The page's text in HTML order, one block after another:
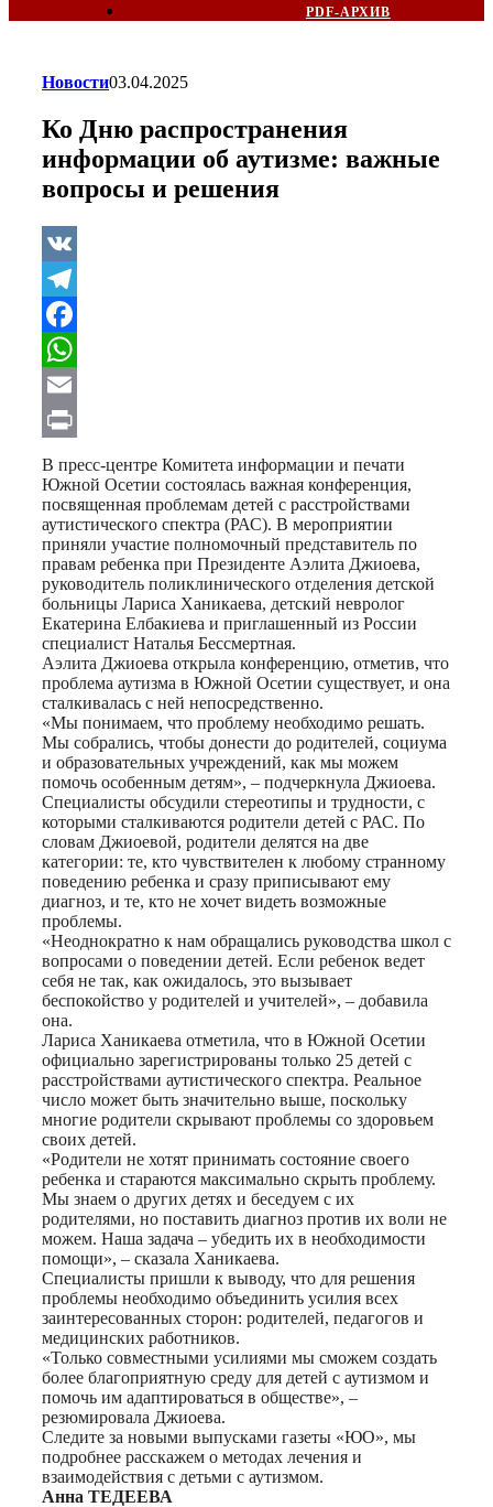
PDF-АРХИВ
Новости03.04.2025
Ко Дню распространения
информации об аутизме: важные
вопросы и решения
VK
Telegram
Facebook
WhatsApp
Email
Print
В пресс-центре Комитета информации и печати
Южной Осетии состоялась важная конференция,
посвященная проблемам детей с расстройствами
аутистического спектра (РАС). В мероприятии
приняли участие полномочный представитель по
правам ребенка при Президенте Аэлита Джиоева,
руководитель поликлинического отделения детской
больницы Лариса Ханикаева, детский невролог
Екатерина Елбакиева и приглашенный из России
специалист Наталья Бессмертная.
Аэлита Джиоева открыла конференцию, отметив, что
проблема аутизма в Южной Осетии существует, и она
сталкивалась с ней непосредственно.
«Мы понимаем, что проблему необходимо решать.
Мы собрались, чтобы донести до родителей, социума
и образовательных учреждений, как мы можем
помочь особенным детям», – подчеркнула Джиоева.
Специалисты обсудили стереотипы и трудности, с
которыми сталкиваются родители детей с РАС. По
словам Джиоевой, родители делятся на две
категории: те, кто чувствителен к любому странному
поведению ребенка и сразу приписывают ему
диагноз, и те, кто не хочет видеть возможные
проблемы.
«Неоднократно к нам обращались руководства школ с
вопросами о поведении детей. Если ребенок ведет
себя не так, как ожидалось, это вызывает
беспокойство у родителей и учителей», – добавила
она.
Лариса Ханикаева отметила, что в Южной Осетии
официально зарегистрированы только 25 детей с
расстройствами аутистического спектра. Реальное
число может быть значительно выше, поскольку
многие родители скрывают проблемы со здоровьем
своих детей.
«Родители не хотят принимать состояние своего
ребенка и стараются максимально скрыть проблему.
Мы знаем о других детях и беседуем с их
родителями, но поставить диагноз против их воли не
можем. Наша задача – убедить их в необходимости
помощи», – сказала Ханикаева.
Специалисты пришли к выводу, что для решения
проблемы необходимо объединить усилия всех
заинтересованных сторон: родителей, педагогов и
медицинских работников.
«Только совместными усилиями мы сможем создать
более благоприятную среду для детей с аутизмом и
помочь им адаптироваться в обществе», –
резюмировала Джиоева.
Следите за новыми выпусками газеты «ЮО», мы
подробнее расскажем о методах лечения и
взаимодействия с детьми с аутизмом.
Анна ТЕДЕЕВА